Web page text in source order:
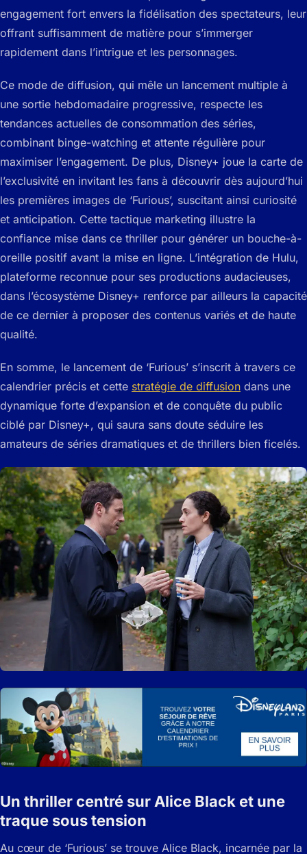
engagement fort envers la fidélisation des spectateurs, leur
offrant suffisamment de matière pour s’immerger
rapidement dans l’intrigue et les personnages.
Ce mode de diffusion, qui mêle un lancement multiple à
une sortie hebdomadaire progressive, respecte les
tendances actuelles de consommation des séries,
combinant binge-watching et attente régulière pour
maximiser l’engagement. De plus, Disney+ joue la carte de
l’exclusivité en invitant les fans à découvrir dès aujourd’hui
les premières images de ‘Furious’, suscitant ainsi curiosité
et anticipation. Cette tactique marketing illustre la
confiance mise dans ce thriller pour générer un bouche-à-
oreille positif avant la mise en ligne. L’intégration de Hulu,
plateforme reconnue pour ses productions audacieuses,
dans l’écosystème Disney+ renforce par ailleurs la capacité
de ce dernier à proposer des contenus variés et de haute
qualité.
En somme, le lancement de ‘Furious’ s’inscrit à travers ce
calendrier précis et cette stratégie de diffusion dans une
dynamique forte d’expansion et de conquête du public
ciblé par Disney+, qui saura sans doute séduire les
amateurs de séries dramatiques et de thrillers bien ficelés.
Un thriller centré sur Alice Black et une
traque sous tension
Au cœur de ‘Furious’ se trouve Alice Black, incarnée par la